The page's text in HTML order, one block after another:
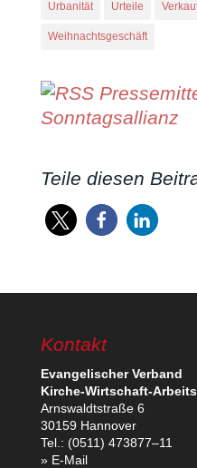
Urbanität Urteile
Weihnachtsgeschäft
Sonntagsallianz
Teile diesen
Kontakt
Evan­ge­li­scher Verband
Kirche-Wirt­schaft-
Arns­waldt­straße 6
30159 Hannover
Tel.: (0511) 473877–11
» E‑Mail